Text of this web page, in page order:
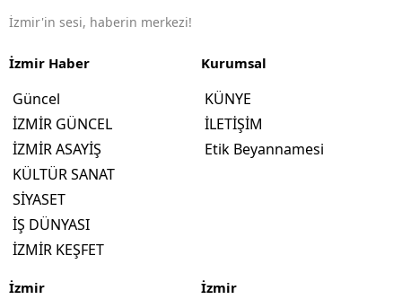
İzmir'in sesi, haberin merkezi!
İzmir Haber
Güncel
İZMİR GÜNCEL
İZMİR ASAYİŞ
KÜLTÜR SANAT
SİYASET
İŞ DÜNYASI
İZMİR KEŞFET
Kurumsal
KÜNYE
İLETİŞİM
Etik Beyannamesi
İzmir İzmir